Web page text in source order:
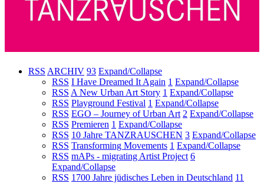
RSS ARCHIV 93 Expand/Collapse
RSS I Have Dreamed It Again 1 Expand/Collapse
RSS A New Urban Art Story 1 Expand/Collapse
RSS Playground Festival 1 Expand/Collapse
RSS EGO – Journey of Urban Art 2 Expand/Collapse
RSS Premieren 1 Expand/Collapse
RSS 10 Jahre TANZRAUSCHEN 3 Expand/Collapse
RSS Transforming Movements 1 Expand/Collapse
RSS mAPs - migrating Artist Project 6
Expand/Collapse
RSS 1700 Jahre jüdisches Leben in Deutschland 11